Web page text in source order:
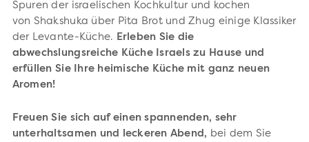
Spuren der israelischen Kochkultur und kochen
von Shakshuka über Pita Brot und Zhug einige Klassiker
der Levante-Küche. Erleben Sie die
abwechslungsreiche Küche Israels zu Hause und
erfüllen Sie Ihre heimische Küche mit ganz neuen
Aromen!
Freuen Sie sich auf einen spannenden, sehr
unterhaltsamen und leckeren Abend, bei dem Sie